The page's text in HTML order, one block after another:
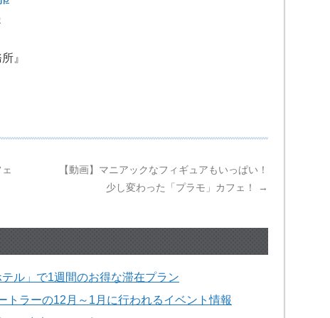
務所』
【動画】マニアックなフィギュアもいっぱい！
少し変わった「プラモ」カフェ！
→
ル」で1週間のお得な滞在プラン
トラーの12月～1月に行われるイベント情報